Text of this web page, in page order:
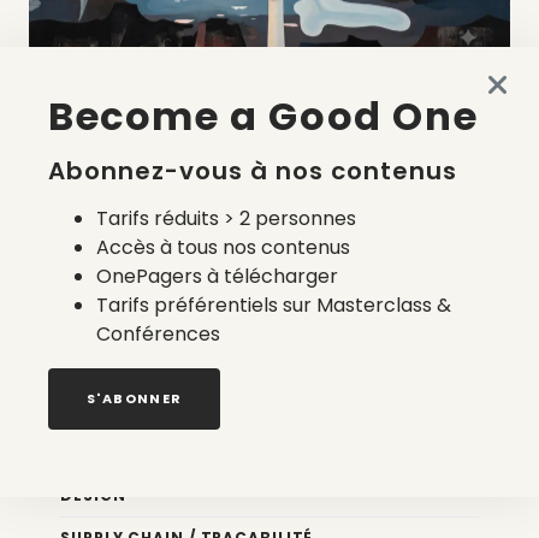
La liste des prestataires du bilan carbone d’une marque
de mode
2 août 2026
DESIGN
Become a Good One
Abonnez-vous à nos contenus
Tarifs réduits > 2 personnes
Accès à tous nos contenus
OnePagers à télécharger
Tarifs préférentiels sur Masterclass &
Conférences
S'ABONNER